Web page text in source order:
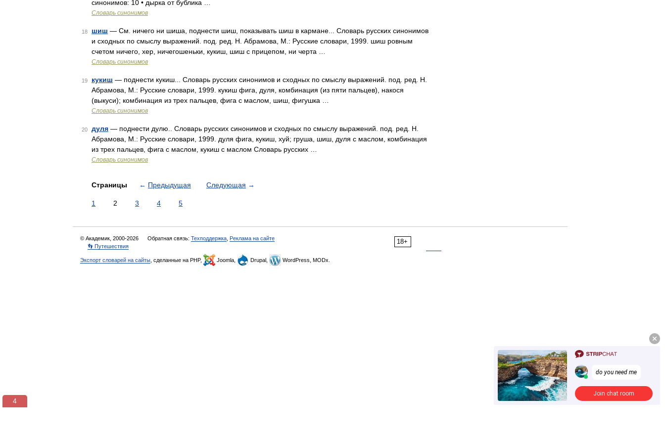
синонимов: 10 • дырка от бублика …
Словарь синонимов
18 шиш — См. ничего ни шиша, поднести шиш, показывать шиш в кармане... Словарь русских синонимов
и сходных по смыслу выражений. под. ред. Н. Абрамова, М.: Русские словари, 1999. шиш ровным
счетом ничего, хер, ничегошеньки, кукиш, шиш с прицепом, ни черта …
Словарь синонимов
19 кукиш — поднести кукиш... Словарь русских синонимов и сходных по смыслу выражений. под. ред. Н.
Абрамова, М.: Русские словари, 1999. кукиш фига, дуля, комбинация (из пяти пальцев), накося
(выкуси); комбинация из трех пальцев, фига с маслом, шиш, фигушка …
Словарь синонимов
20 дуля — поднести дулю.. Словарь русских синонимов и сходных по смыслу выражений. под. ред. Н.
Абрамова, М.: Русские словари, 1999. дуля фига, кукиш, хуй; груша, шиш, дуля с маслом, комбинация
из трех пальцев, фига с маслом, кукиш с маслом Словарь русских …
Словарь синонимов
Страницы ← Предыдущая Следующая →
1 2 3 4 5
18+
© Академик, 2000-2026 Обратная связь: Техподдержка Реклама на сайте
👣 Путешествия
Экспорт словарей на сайты , сделанные на PHP, Joomla, Drupal, WordPress, MODx.
3